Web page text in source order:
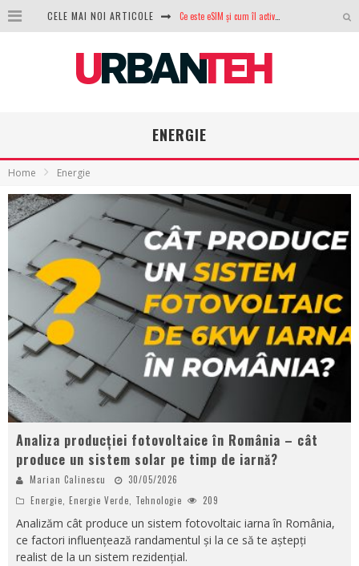
CELE MAI NOI ARTICOLE Ce este eSIM și cum îl activezi pe telefon? Ghid complet pentru Android și iPhone
GTA VI poate fi precomandat oficial. Rockstar dezvăluie edițiile oficiale și bonusurile pe care le primești
ENERGIE
Home Energie
Analiza producției fotovoltaice în România – cât
produce un sistem solar pe timp de iarnă?
Marian Calinescu
30/05/2026
Energie, Energie Verde, Tehnologie 209
Analizăm cât produce un sistem fotovoltaic iarna în România,
ce factori influențează randamentul și la ce să te aștepți
realist de la un sistem rezidențial.